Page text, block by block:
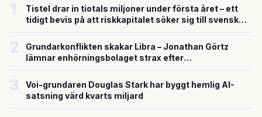
Tistel drar in tiotals miljoner under första året – ett
tidigt bevis på att riskkapitalet söker sig till svensk
Grundarkonflikten skakar Libra – Jonathan Görtz
lämnar enhörningsbolaget strax efter
Voi-grundaren Douglas Stark har byggt hemlig AI-
satsning värd kvarts miljard